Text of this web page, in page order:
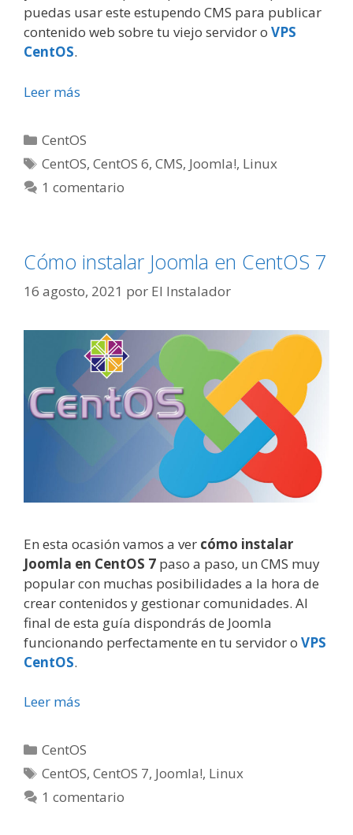
puedas usar este estupendo CMS para publicar
contenido web sobre tu viejo servidor o VPS
CentOS.
Leer más
Categorías
CentOS
Etiquetas
CentOS,CentOS 6,CMS, Joomla!, Linux
1 comentario
Cómo instalar Joomla en CentOS 7
16 agosto, 2021 por El Instalador
En esta ocasión vamos a ver cómo instalar
Joomla en CentOS 7 paso a paso, un CMS muy
popular con muchas posibilidades a la hora de
crear contenidos y gestionar comunidades. Al
final de esta guía dispondrás de Joomla
funcionando perfectamente en tu servidor o VPS
CentOS.
Leer más
Categorías
CentOS
Etiquetas
CentOS,CentOS 7, Joomla!, Linux
1 comentario